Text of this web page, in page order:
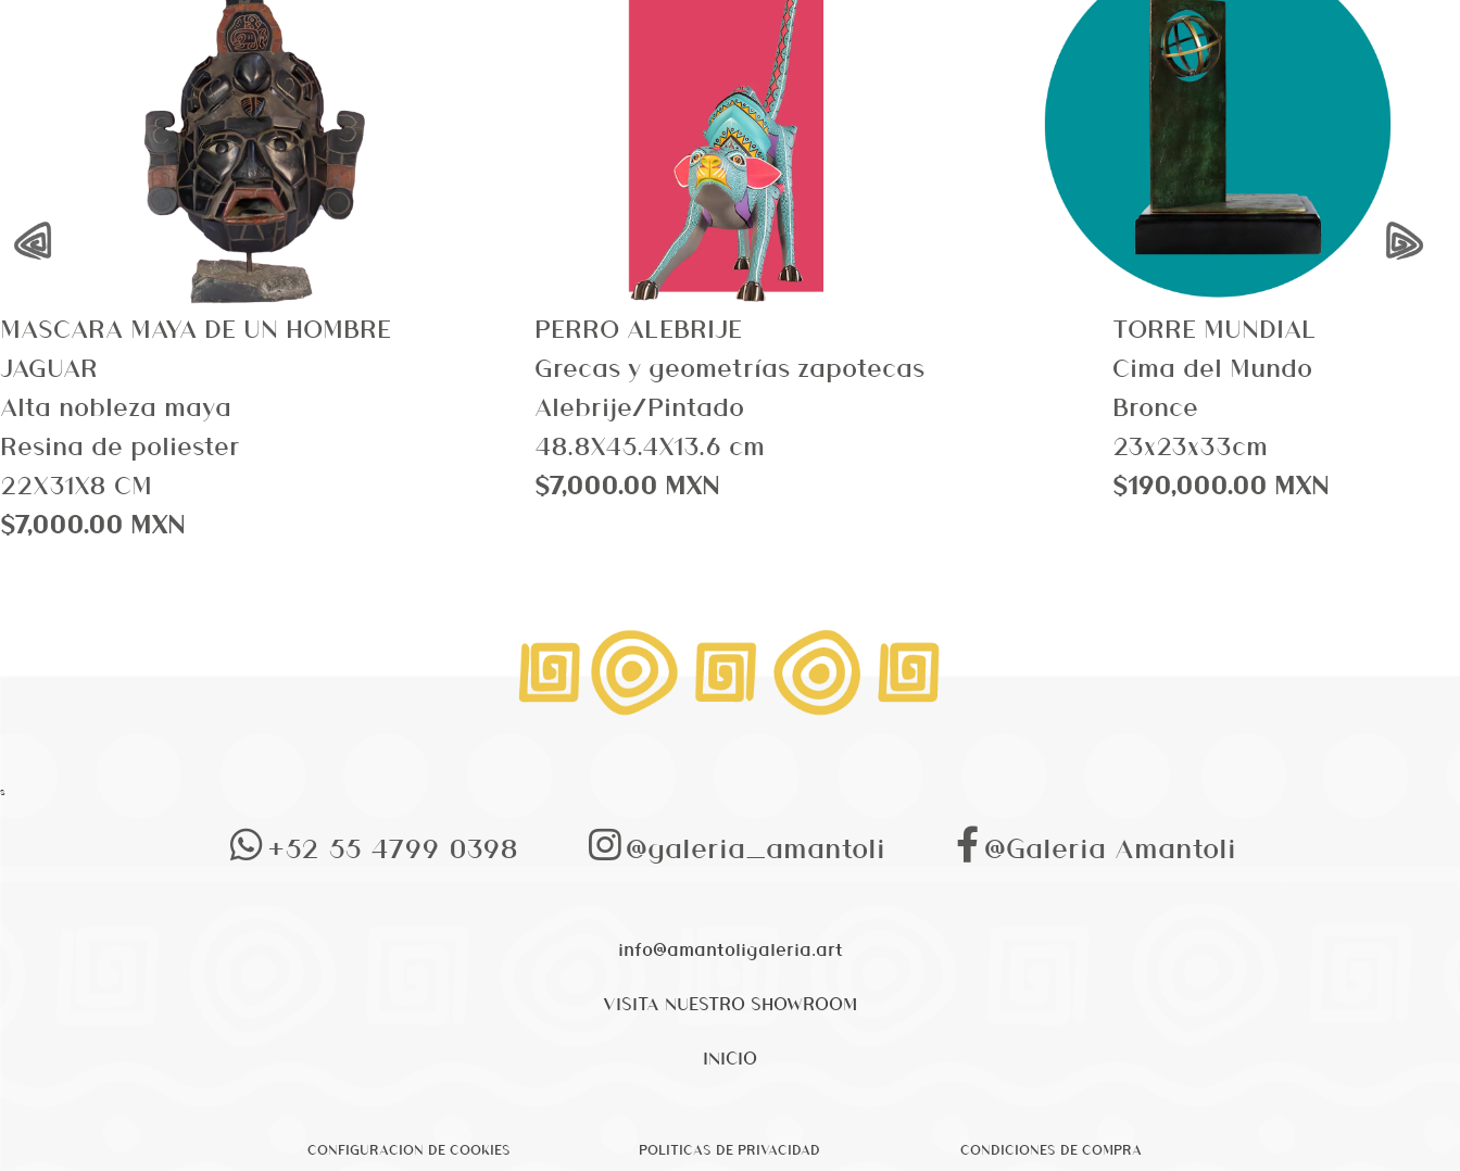
MASCARA MAYA DE UN HOMBRE
JAGUAR
Alta nobleza maya
Resina de poliester
22X31X8 CM
$7,000.00 MXN
PERRO ALEBRIJE
Grecas y geometrías zapotecas
Alebrije/Pintado
48.8X45.4X13.6 cm
$7,000.00 MXN
TORRE MUNDIAL
Cima del Mundo
Bronce
23x23x33cm
$190,000.00 MXN
s
+52 55 4799 0398 @galeria_amantoli @Galeria Amantoli
info@amantoligaleria.art
VISITA NUESTRO SHOWROOM
INICIO
CONFIGURACION DE COOKIES POLITICAS DE PRIVACIDAD CONDICIONES DE COMPRA